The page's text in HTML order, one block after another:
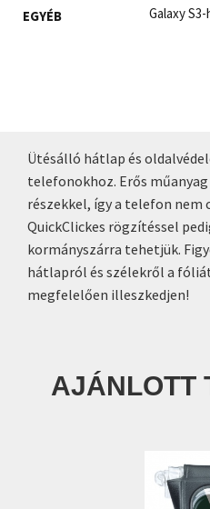
EGYÉB Galaxy
Ütésálló hátlap és
telefonokhoz. Erős
részekkel, így a telefon nem
QuickClickes rögzítéssel
kormányszárra tehetjük.
hátlapról és szélekről a
megfelelően illeszkedjen!
AJÁNLOTT